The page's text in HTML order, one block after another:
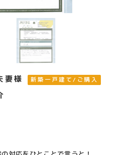
様 新築一戸建て/ご購入